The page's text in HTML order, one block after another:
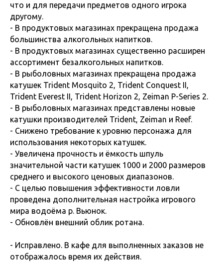
что и для передачи предметов одного игрока
другому.
- В продуктовых магазинах прекращена продажа
большинства алкогольных напитков.
- В продуктовых магазинах существенно расширен
ассортимент безалкогольных напитков.
- В рыболовных магазинах прекращена продажа
катушек Trident Mosquito 2, Trident Conquest II,
Trident Everest II, Trident Horizon 2, Zeiman P-Series 2.
- В рыболовных магазинах представлены новые
катушки производителей Trident, Zeiman и Reef.
- Снижено требование к уровню персонажа для
использования некоторых катушек.
- Увеличена прочность и ёмкость шпуль
значительной части катушек 1000 и 2000 размеров
среднего и высокого ценовых диапазонов.
- С целью повышения эффективности ловли
проведена дополнительная настройка игрового
мира водоёма р. Вьюнок.
- Обновлён внешний облик ротана.
- Исправлено. В кафе для выполненных заказов не
отображалось время их действия.